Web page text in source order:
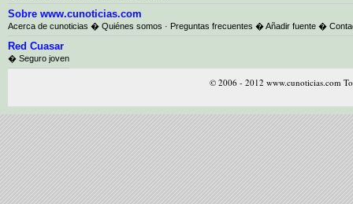
Sobre www.cunoticias.com
Acerca de cunoticias � Quiénes somos · Preguntas frecuentes �Añadir fuente �
Red Cuasar
� Seguro joven
© 2006 - 2012 www.cunoticias.com